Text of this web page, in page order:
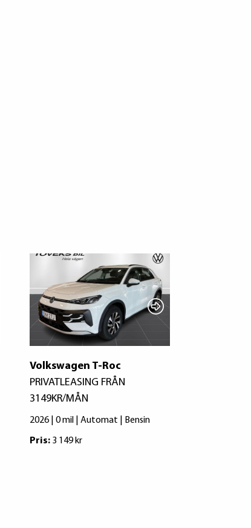
Volkswagen T-Roc
PRIVATLEASING FRÅN
3149KR/MÅN
2026 | 0 mil | Automat | Bensin
Pris: 3 149 kr